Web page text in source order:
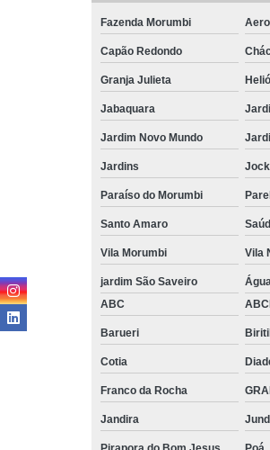
Fazenda Morumbi
Capão Redondo
Granja Julieta
Jabaquara
Jardim Novo Mundo
Jardins
Paraíso do Morumbi
Santo Amaro
Vila Morumbi Vila
jardim São Saveiro
ABC
Barueri
Cotia
Franco da Rocha
Jandira